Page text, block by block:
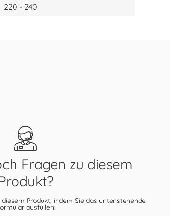
220 - 240
Fragen zu diesem
Produkt, indem Sie das untenstehende
ausfüllen: